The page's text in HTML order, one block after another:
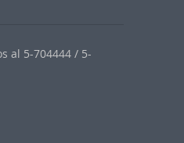
al 5-704444 / 5-